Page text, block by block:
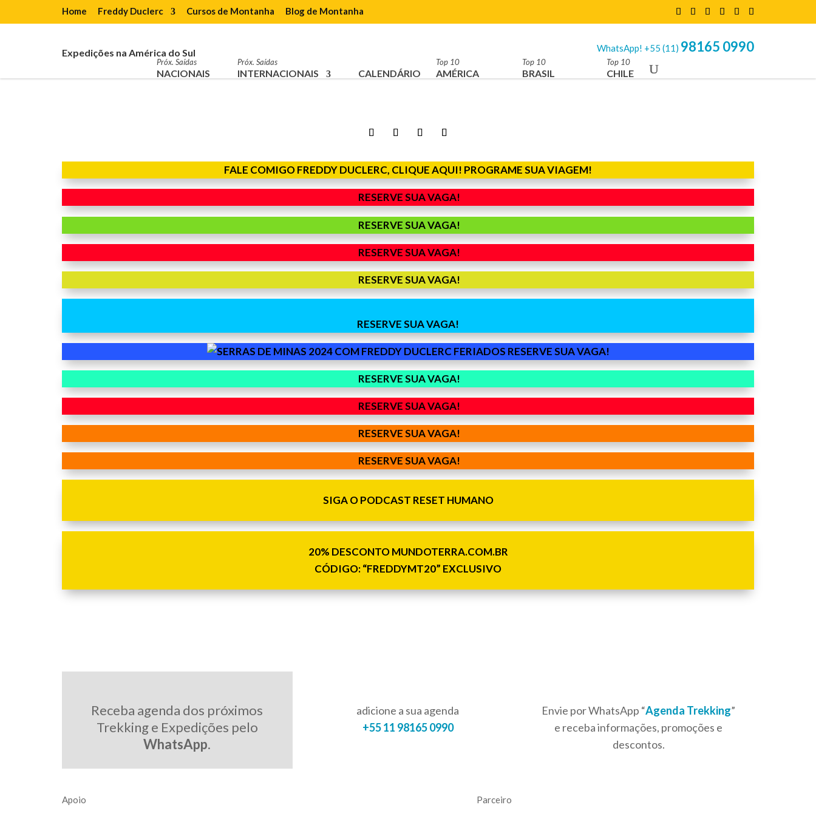
Home Freddy Duclerc Cursos de Montanha Blog de Montanha
Expedições na América do Sul WhatsApp! +55 (11) 98165 0990
Próx. Saídas
NACIONAIS
Próx. Saídas
INTERNACIONAIS CALENDÁRIO
Top 10
AMÉRICA
Top 10
BRASIL
Top 10
CHILE
FALE COMIGO FREDDY DUCLERC, CLIQUE AQUI! PROGRAME SUA VIAGEM!
RESERVE SUA VAGA!
RESERVE SUA VAGA!
RESERVE SUA VAGA!
RESERVE SUA VAGA!
RESERVE SUA VAGA!
RESERVE SUA VAGA!
RESERVE SUA VAGA!
RESERVE SUA VAGA!
RESERVE SUA VAGA!
RESERVE SUA VAGA!
SIGA O PODCAST RESET HUMANO
20% DESCONTO MUNDOTERRA.COM.BR
CÓDIGO: “FREDDYMT20” EXCLUSIVO
Receba agenda dos próximos
Trekking e Expedições pelo
WhatsApp.
adicione a sua agenda
+55 11 98165 0990
Envie por WhatsApp “Agenda Trekking”
e receba informações, promoções e
descontos.
Apoio Parceiro